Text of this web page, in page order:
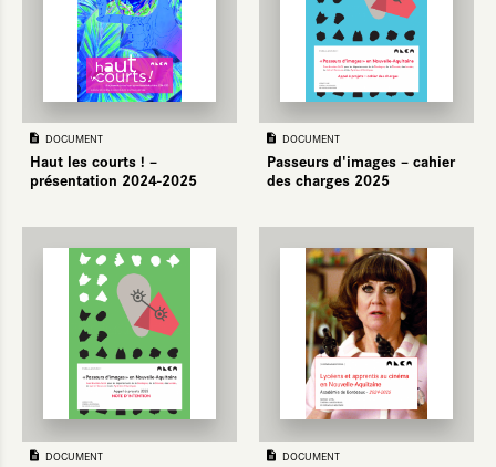
DOCUMENT
Haut les courts ! –
présentation 2024-2025
DOCUMENT
Passeurs d'images – cahier
des charges 2025
DOCUMENT DOCUMENT